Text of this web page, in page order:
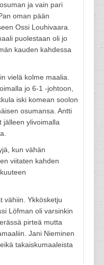
ja vain pari
oman pään
Ossi Louhivaara.
puolestaan oli jo
kauden kahdessa
vielä kolme maalia.
jo 6-1 -johtoon,
iski komean soolon
osumansa. Antti
jälleen ylivoimalla
kun vähän
viitaten kahden
vähiin. Ykkösketju
Löfman oli varsinkin
pirteä mutta
Jani Nieminen
takaiskumaaleista